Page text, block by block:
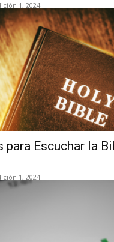
1, 2024
Escuchar la
1, 2024